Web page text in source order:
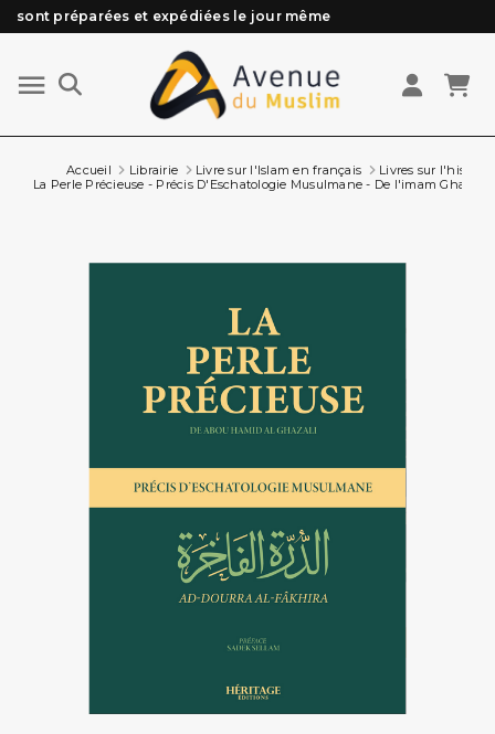
sont préparées et expédiées le jour même
Besoin d'aide ? Retrouvez notre FAQ
Livraison offerte à partir de 89€ d'achat*
Les Commandes passées avant 15h (lun au Vend)
Accueil Librairie Livre sur l'Islam en français
Livres sur
La Perle Précieuse - Précis D'Eschatologie Musulmane - De l'imam Ghazali